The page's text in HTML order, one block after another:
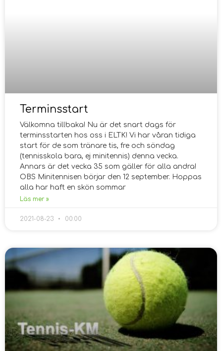
Terminsstart
Välkomna tillbaka! Nu är det snart dags för
terminsstarten hos oss i ELTK! Vi har våran tidiga
start för de som tränare tis, fre och söndag
(tennisskola bara, ej minitennis) denna vecka.
Annars är det vecka 35 som gäller för alla andra!
OBS Minitennisen börjar den 12 september. Hoppas
alla har haft en skön sommar
Läs mer »
2021-08-23 00:00